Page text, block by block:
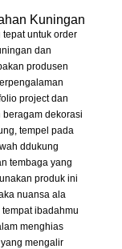
Kuningan
untuk order
dan
produsen
project dan
dekorasi
tempel pada
ddukung
tembaga yang
produk ini
nuansa ala
ibadahmu
menghias
mengalir